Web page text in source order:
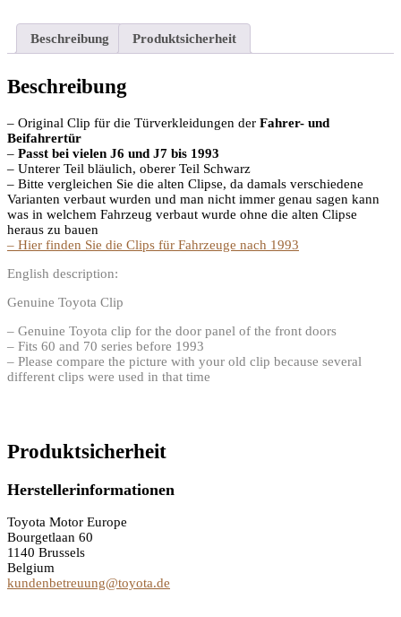
Beschreibung Produktsicherheit
Beschreibung
– Original Clip für die Türverkleidungen der Fahrer- und
Beifahrertür
– Passt bei vielen J6 und J7 bis 1993
– Unterer Teil bläulich, oberer Teil Schwarz
– Bitte vergleichen Sie die alten Clipse, da damals verschiedene
Varianten verbaut wurden und man nicht immer genau sagen kann
was in welchem Fahrzeug verbaut wurde ohne die alten Clipse
heraus zu bauen
– Hier finden Sie die Clips für Fahrzeuge nach 1993
English description:
Genuine Toyota Clip
– Genuine Toyota clip for the door panel of the front doors
– Fits 60 and 70 series before 1993
– Please compare the picture with your old clip because several
different clips were used in that time
Produktsicherheit
Herstellerinformationen
Toyota Motor Europe
Bourgetlaan 60
1140 Brussels
Belgium
kundenbetreuung@toyota.de